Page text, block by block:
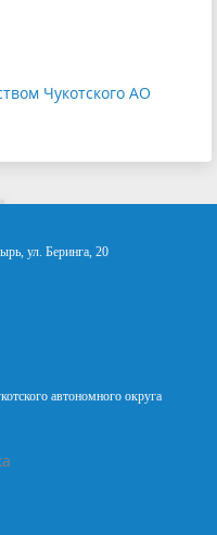
Чукотского АО
ул. Беринга, 20
автономного округа